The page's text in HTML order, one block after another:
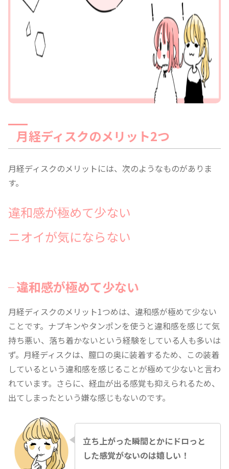
月経ディスクのメリット2つ
月経ディスクのメリットには、次のようなものがありま
す。
違和感が極めて少ない
ニオイが気にならない
違和感が極めて少ない
月経ディスクのメリット1つめは、違和感が極めて少ない
ことです。ナプキンやタンポンを使うと違和感を感じて気
持ち悪い、落ち着かないという経験をしている人も多いは
ず。月経ディスクは、膣口の奥に装着するため、この装着
しているという違和感を感じることが極めて少ないと言わ
れています。さらに、経血が出る感覚も抑えられるため、
出てしまったという嫌な感じもないのです。
立ち上がった瞬間とかにドロっと
した感覚がないのは嬉しい！